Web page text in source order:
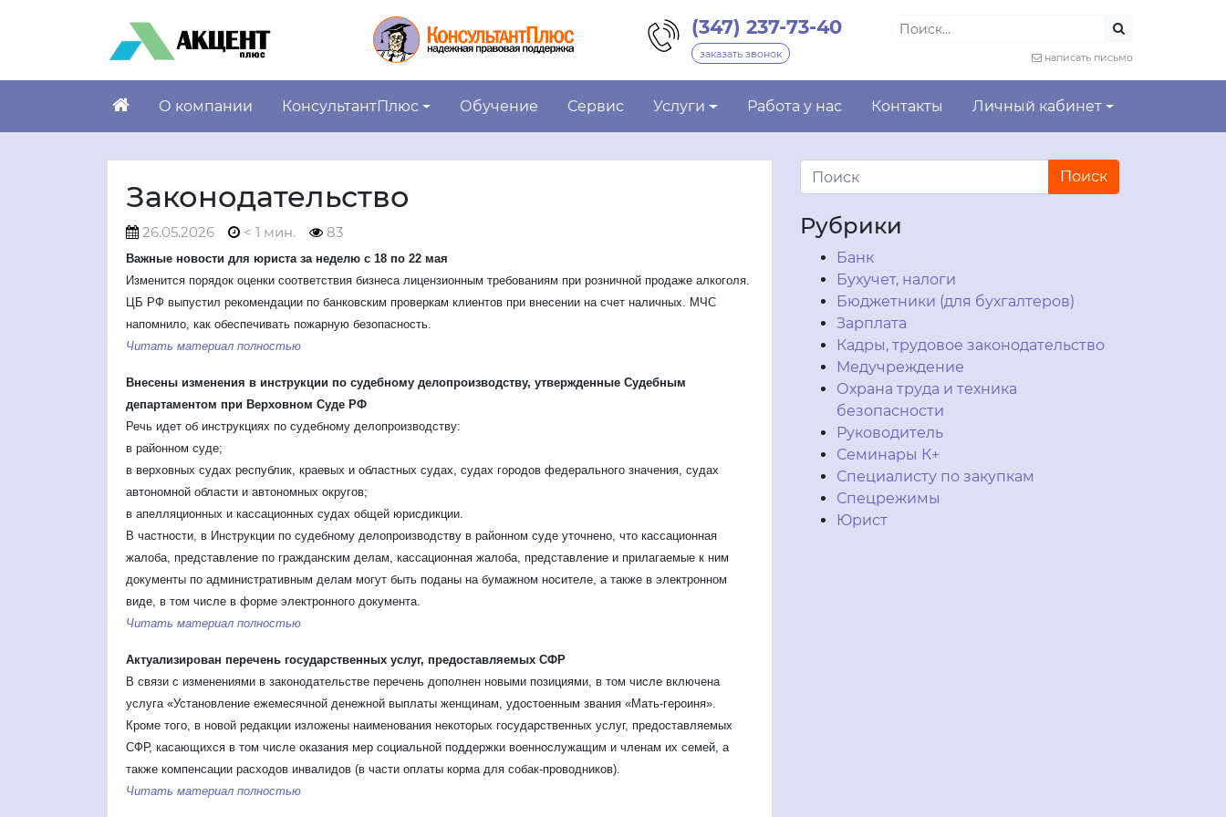
(347) 237-73-40
заказать звонок написать письмо
О компании КонсультантПлюс Обучение Сервис Услуги Работа у нас Контакты Личный кабинет
Законодательство
26.05.2026 < 1 мин. 83
Важные новости для юриста за неделю с 18 по 22 мая
Изменится порядок оценки соответствия бизнеса лицензионным требованиям при розничной продаже алкоголя.
ЦБ РФ выпустил рекомендации по банковским проверкам клиентов при внесении на счет наличных. МЧС
напомнило, как обеспечивать пожарную безопасность.
Читать материал полностью
Внесены изменения в инструкции по судебному делопроизводству, утвержденные Судебным
департаментом при Верховном Суде РФ
Речь идет об инструкциях по судебному делопроизводству:
в районном суде;
в верховных судах республик, краевых и областных судах, судах городов федерального значения, судах
автономной области и автономных округов;
в апелляционных и кассационных судах общей юрисдикции.
В частности, в Инструкции по судебному делопроизводству в районном суде уточнено, что кассационная
жалоба, представление по гражданским делам, кассационная жалоба, представление и прилагаемые к ним
документы по административным делам могут быть поданы на бумажном носителе, а также в электронном
виде, в том числе в форме электронного документа.
Читать материал полностью
Актуализирован перечень государственных услуг, предоставляемых СФР
В связи с изменениями в законодательстве перечень дополнен новыми позициями, в том числе включена
услуга «Установление ежемесячной денежной выплаты женщинам, удостоенным звания «Мать-героиня».
Кроме того, в новой редакции изложены наименования некоторых государственных услуг, предоставляемых
СФР, касающихся в том числе оказания мер социальной поддержки военнослужащим и членам их семей, а
также компенсации расходов инвалидов (в части оплаты корма для собак-проводников).
Читать материал полностью
Рубрики
Банк
Бухучет, налоги
Бюджетники (для бухгалтеров)
Зарплата
Кадры, трудовое законодательство
Медучреждение
Охрана труда и техника
безопасности
Руководитель
Семинары К+
Специалисту по закупкам
Спецрежимы
Юрист